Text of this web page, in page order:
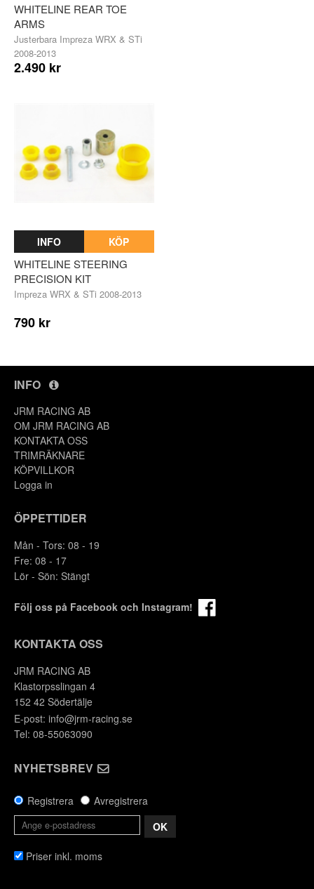
WHITELINE REAR TOE
ARMS
Justerbara Impreza WRX & STi
2008-2013
2.490 kr
INFO KÖP
WHITELINE STEERING
PRECISION KIT
Impreza WRX & STi 2008-2013
790 kr
INFO
JRM RACING AB
OM JRM RACING AB
KONTAKTA OSS
TRIMRÄKNARE
KÖPVILLKOR
Logga in
ÖPPETTIDER
Mån - Tors: 08 - 19
Fre: 08 - 17
Lör - Sön: Stängt
Följ oss på Facebook och Instagram!
KONTAKTA OSS
JRM RACING AB
Klastorpsslingan 4
152 42 Södertälje
E-post: info@jrm-racing.se
Tel: 08-55063090
NYHETSBREV
Registrera
Avregistrera
OK
Priser inkl. moms